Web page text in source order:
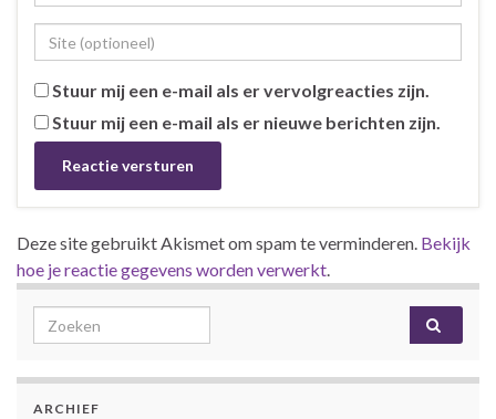
Stuur mij een e-mail als er vervolgreacties zijn.
Stuur mij een e-mail als er nieuwe berichten zijn.
Deze site gebruikt Akismet om spam te verminderen. Bekijk
hoe je reactie gegevens worden verwerkt.
Search for:
ARCHIEF